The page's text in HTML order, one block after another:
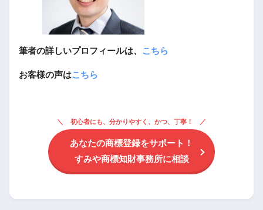
筆者の詳しいプロフィールは、 こちら
お客様の声はこちら
初心者にも、分かりやすく、かつ、丁寧！
あなたの商標登録をサポート！
すみや商標知財事務所に相談